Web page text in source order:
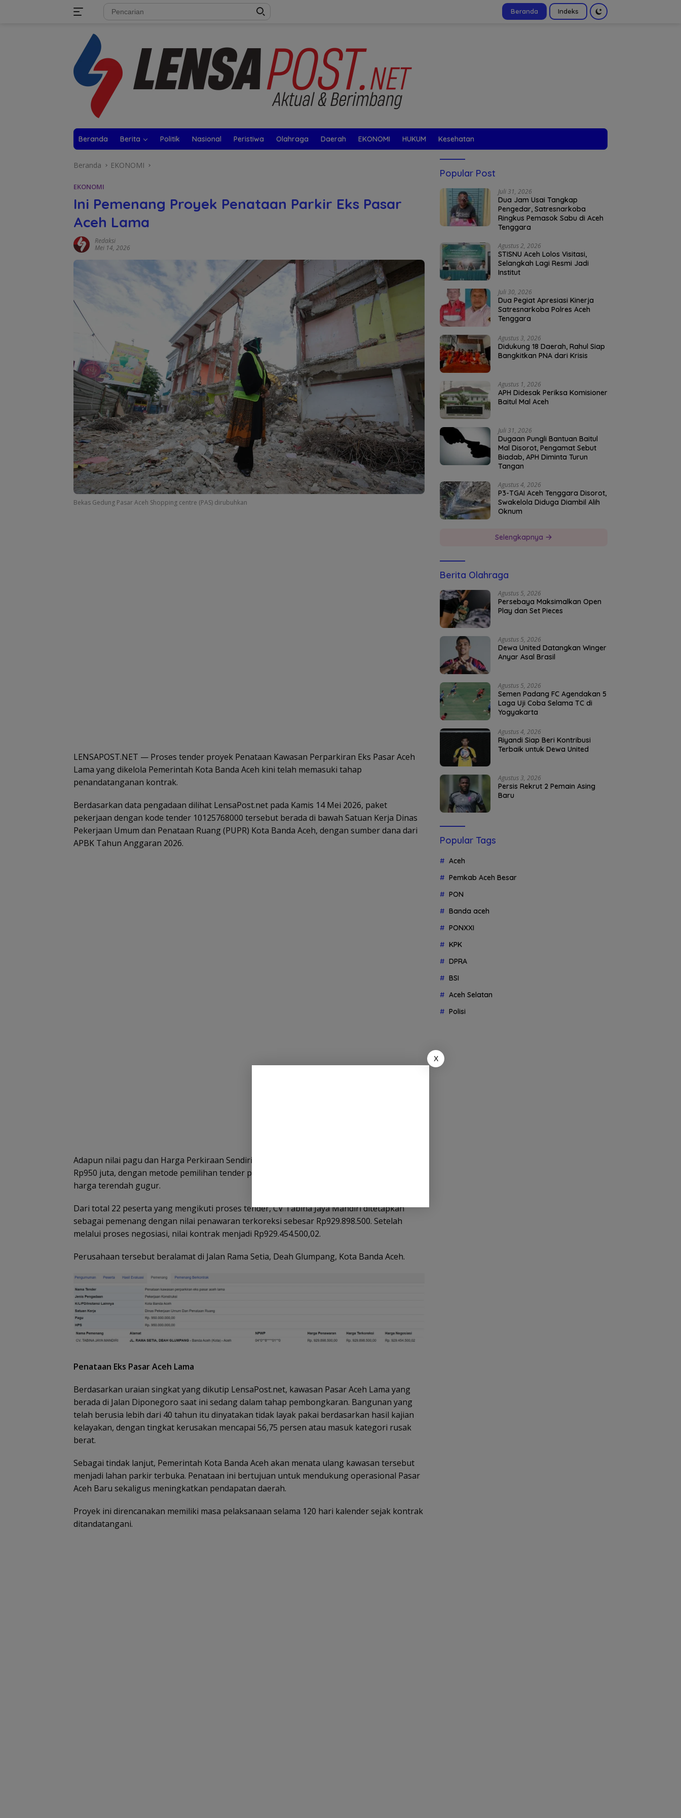
Beranda Indeks
Beranda Berita Politik Nasional Peristiwa Olahraga Daerah EKONOMI HUKUM Kesehatan
Beranda EKONOMI
EKONOMI
Ini Pemenang Proyek Penataan Parkir Eks Pasar
Aceh Lama
Redaksi
Mei 14, 2026
Bekas Gedung Pasar Aceh Shopping centre (PAS) dirubuhkan
LENSAPOST.NET — Proses tender proyek Penataan Kawasan Perparkiran Eks Pasar Aceh
Lama yang dikelola Pemerintah Kota Banda Aceh kini telah memasuki tahap
penandatanganan kontrak.
Berdasarkan data pengadaan dilihat LensaPost.net pada Kamis 14 Mei 2026, paket
pekerjaan dengan kode tender 10125768000 tersebut berada di bawah Satuan Kerja Dinas
Pekerjaan Umum dan Penataan Ruang (PUPR) Kota Banda Aceh, dengan sumber dana dari
APBK Tahun Anggaran 2026.
Adapun nilai pagu dan Harga Perkiraan Sendiri (HPS) paket ini masing-masing sebesar
Rp950 juta, dengan metode pemilihan tender pascakualifikasi satu file menggunakan sistem
harga terendah gugur.
Dari total 22 peserta yang mengikuti proses tender, CV Tabina Jaya Mandiri ditetapkan
sebagai pemenang dengan nilai penawaran terkoreksi sebesar Rp929.898.500. Setelah
melalui proses negosiasi, nilai kontrak menjadi Rp929.454.500,02.
Perusahaan tersebut beralamat di Jalan Rama Setia, Deah Glumpang, Kota Banda Aceh.
Penataan Eks Pasar Aceh Lama
Berdasarkan uraian singkat yang dikutip LensaPost.net, kawasan Pasar Aceh Lama yang
berada di Jalan Diponegoro saat ini sedang dalam tahap pembongkaran. Bangunan yang
telah berusia lebih dari 40 tahun itu dinyatakan tidak layak pakai berdasarkan hasil kajian
kelayakan, dengan tingkat kerusakan mencapai 56,75 persen atau masuk kategori rusak
berat.
Sebagai tindak lanjut, Pemerintah Kota Banda Aceh akan menata ulang kawasan tersebut
menjadi lahan parkir terbuka. Penataan ini bertujuan untuk mendukung operasional Pasar
Aceh Baru sekaligus meningkatkan pendapatan daerah.
Proyek ini direncanakan memiliki masa pelaksanaan selama 120 hari kalender sejak kontrak
ditandatangani.
Popular Post
Juli 31, 2026
Dua Jam Usai Tangkap
Pengedar, Satresnarkoba
Ringkus Pemasok Sabu di Aceh
Tenggara
Agustus 2, 2026
STISNU Aceh Lolos Visitasi,
Selangkah Lagi Resmi Jadi
Institut
Juli 30, 2026
Dua Pegiat Apresiasi Kinerja
Satresnarkoba Polres Aceh
Tenggara
Agustus 3, 2026
Didukung 18 Daerah, Rahul Siap
Bangkitkan PNA dari Krisis
Agustus 1, 2026
APH Didesak Periksa Komisioner
Baitul Mal Aceh
Juli 31, 2026
Dugaan Pungli Bantuan Baitul
Mal Disorot, Pengamat Sebut
Biadab, APH Diminta Turun
Tangan
Agustus 4, 2026
P3-TGAI Aceh Tenggara Disorot,
Swakelola Diduga Diambil Alih
Oknum
Selengkapnya
Berita Olahraga
Agustus 5, 2026
Persebaya Maksimalkan Open
Play dan Set Pieces
Agustus 5, 2026
Dewa United Datangkan Winger
Anyar Asal Brasil
Agustus 5, 2026
Semen Padang FC Agendakan 5
Laga Uji Coba Selama TC di
Yogyakarta
Agustus 4, 2026
Riyandi Siap Beri Kontribusi
Terbaik untuk Dewa United
Agustus 3, 2026
Persis Rekrut 2 Pemain Asing
Baru
Popular Tags
Aceh
Pemkab Aceh Besar
PON
Banda aceh
PONXXI
KPK
DPRA
BSI
Aceh Selatan
Polisi
X